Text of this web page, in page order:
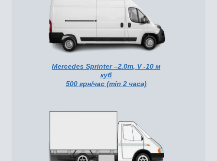
Mercedes Sprinter –2.0т, V -10 м
куб
500 грн/час (min 2 часа)